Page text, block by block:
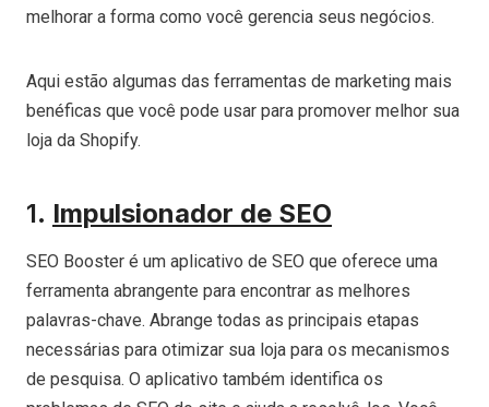
melhorar a forma como você gerencia seus negócios.
Aqui estão algumas das ferramentas de marketing mais
benéficas que você pode usar para promover melhor sua
loja da Shopify.
1. Impulsionador de SEO
SEO Booster é um aplicativo de SEO que oferece uma
ferramenta abrangente para encontrar as melhores
palavras-chave. Abrange todas as principais etapas
necessárias para otimizar sua loja para os mecanismos
de pesquisa. O aplicativo também identifica os